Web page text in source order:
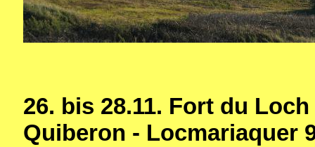
26. bis 28.11. Fort du
Quiberon - Locmariaquer